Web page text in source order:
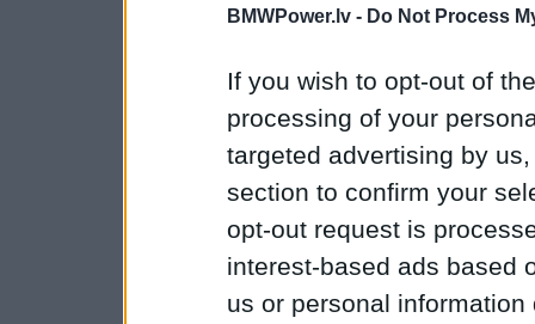
BMWPower.lv - Do Not Process
If you wish to opt-out of
processing of your
targeted advertising by
section to confirm your
opt-out request is
interest-based ads based
us or personal